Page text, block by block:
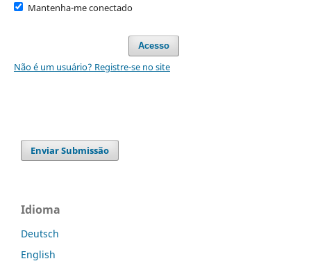
Mantenha-me conectado
Acesso
Não é um usuário? Registre-se no site
Enviar Submissão
Idioma
Deutsch
English